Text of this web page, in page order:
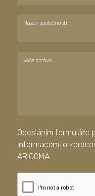
Název společnosti:
Vaše zpráva...:
Odesláním formuláře
informacemi o
ARICOMA.